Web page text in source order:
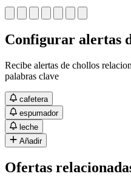
Configurar alertas
Recibe alertas de chollos
palabras clave
cafetera
espumador
leche
Añadir
Ofertas